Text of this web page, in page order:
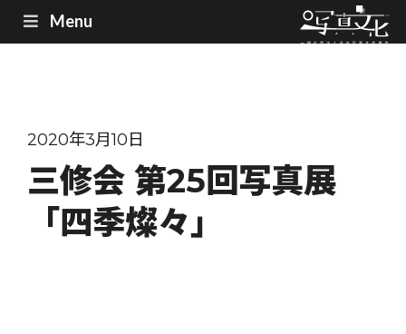
Menu
2020年3月10日
三修会 第25回写真展
「四季燦々」